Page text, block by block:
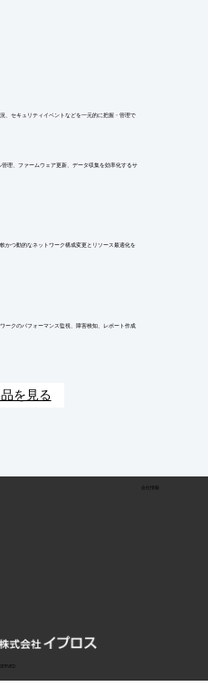
、セキュリティイベントなどを一元的に把握・管理で
理、ファームウェア更新、データ収集を効率化するサ
かつ動的なネットワーク構成変更とリソース最適化を
ークのパフォーマンス監視、障害検知、レポート作成
を見る
会社情報